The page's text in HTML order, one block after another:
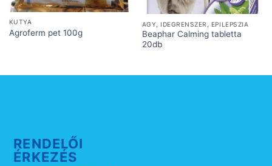
KUTYA
Agroferm pet 100g
AGY, IDEGRENSZER, EPILEPSZIA
Beaphar Calming tabletta
20db
RENDELŐI
ÉRKEZÉS